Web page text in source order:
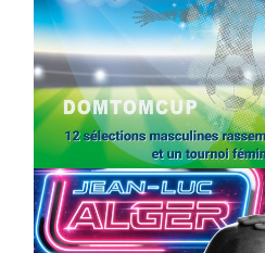
SPORT COMPÉTITIONS FOOTBALL
Foot : la DTC 2026
On03/04/2026by